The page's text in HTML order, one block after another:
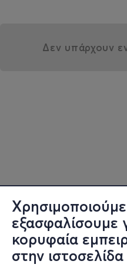
εξασφαλίσουμε
κορυφαία
στην
Δεν υπάρχουν